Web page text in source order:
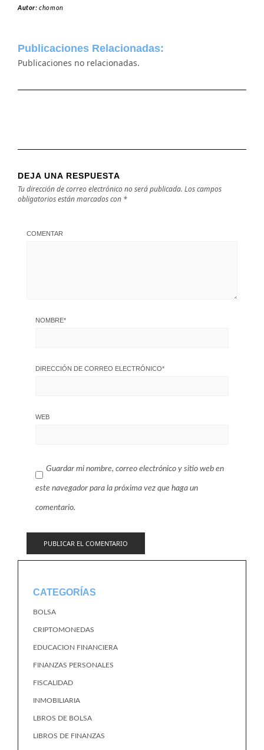
Autor:chomon
Publicaciones Relacionadas:
Publicaciones no relacionadas.
DEJA UNA RESPUESTA
Tu dirección de correo electrónico no será publicada. Los campos
obligatorios están marcados con *
COMENTAR
NOMBRE*
DIRECCIÓN DE CORREO ELECTRÓNICO*
WEB
Guardar mi nombre, correo electrónico y sitio web en
este navegador para la próxima vez que haga un
comentario.
CATEGORÍAS
BOLSA
CRIPTOMONEDAS
EDUCACION FINANCIERA
FINANZAS PERSONALES
FISCALIDAD
INMOBILIARIA
LBROS DE BOLSA
LIBROS DE FINANZAS